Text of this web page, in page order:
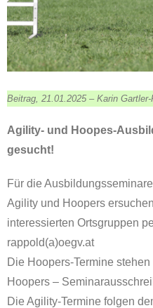
Beitrag, 21.01.2025 – Karin Gartler-
Agility- und Hoopes-
gesucht!
Für die
Agility und Hoopers
interessierten Ortsgruppen
rappold(a)oegv.at
Die Hoopers-Termine
Hoopers –
Die Agility-Termine folgen